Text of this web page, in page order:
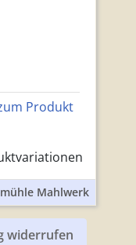
Produkt
Mahlwerk
widerrufen